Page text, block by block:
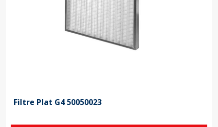
Filtre Plat G4 50050023